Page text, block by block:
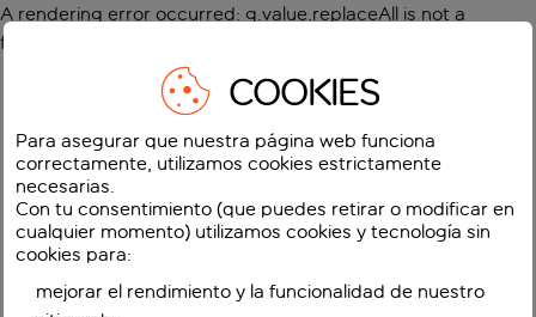
A rendering error occurred: g.value.replaceAll is not a
function
COOKIES
Para asegurar que nuestra página web funciona
correctamente, utilizamos cookies estrictamente
necesarias.
Con tu consentimiento (que puedes retirar o modificar en
cualquier momento) utilizamos cookies y tecnología sin
cookies para:
mejorar el rendimiento y la funcionalidad de nuestro